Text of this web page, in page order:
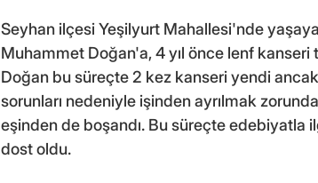
Seyhan ilçesi Yeşilyurt Mahallesi'nde
Muhammet Doğan'a, 4 yıl önce lenf
Doğan bu süreçte 2 kez kanseri yendi
sorunları nedeniyle işinden ayrılmak
eşinden de boşandı. Bu süreçte edebiyatla
dost oldu.